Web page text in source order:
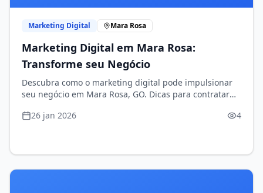
Marketing Digital Mara Rosa
Marketing Digital em Mara Rosa:
Transforme seu Negócio
Descubra como o marketing digital pode impulsionar
seu negócio em Mara Rosa, GO. Dicas para contratar
26 jan 2026
4